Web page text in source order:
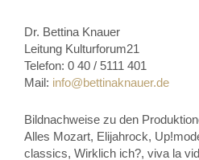
Dr. Bettina Knauer
Leitung Kulturforum21
Telefon: 0 40 / 5111 401
Mail: info@bettinaknauer.de
Bildnachweise zu den
Alles Mozart, Elijahrock,
classics, Wirklich ich?, viva la